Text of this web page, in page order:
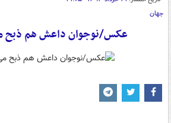
جهان
عکس/نوجوان داعش هم ذبح